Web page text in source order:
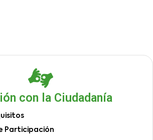
con la Ciudadanía
Participación